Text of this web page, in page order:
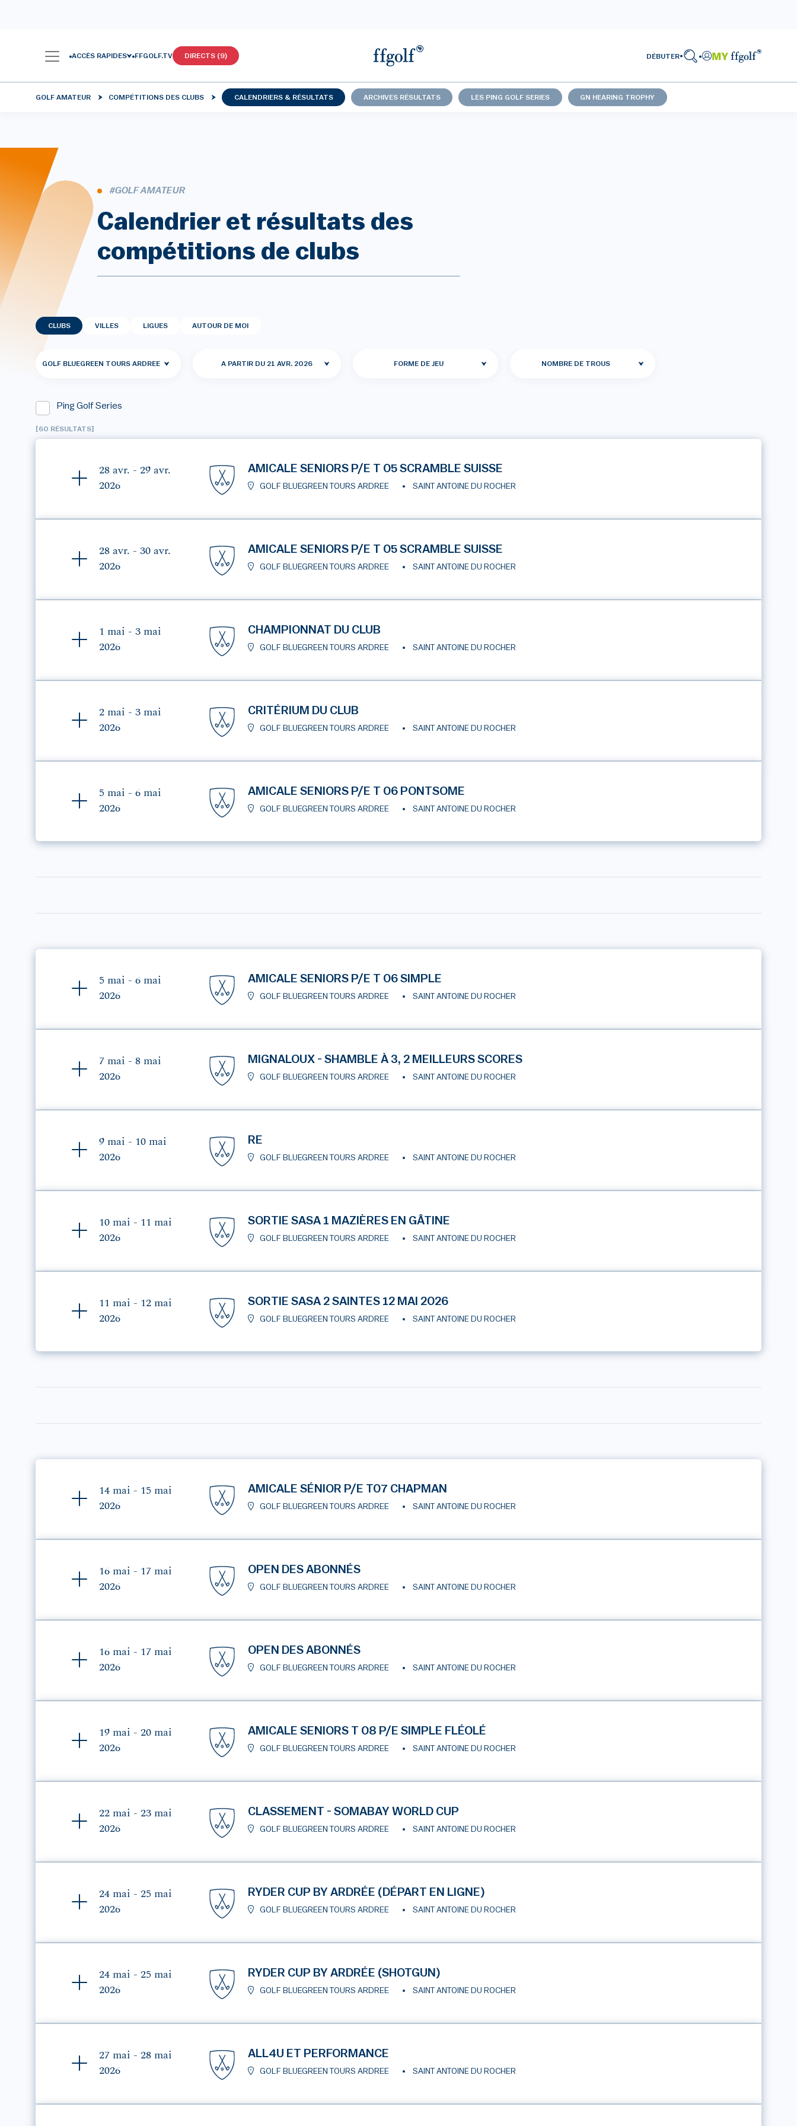
ACCÈS RAPIDES FFGOLF.TV DIRECTS (9) DÉBUTER
GOLF AMATEUR COMPÉTITIONS DES CLUBS CALENDRIERS & RÉSULTATS ARCHIVES RÉSULTATS LES PING GOLF SERIES GN HEARING TROPHY
#GOLF AMATEUR
Calendrier et résultats des
compétitions de clubs
CLUBS VILLES LIGUES AUTOUR DE MOI
GOLF BLUEGREEN TOURS ARDREE A PARTIR DU 21 AVR. 2026 FORME DE JEU NOMBRE DE TROUS
Ping Golf Series
[60 RÉSULTATS]
28 avr. - 29 avr.
2026
AMICALE SENIORS P/E T 05 SCRAMBLE SUISSE
GOLF BLUEGREEN TOURS ARDREE SAINT ANTOINE DU ROCHER
28 avr. - 30 avr.
2026
AMICALE SENIORS P/E T 05 SCRAMBLE SUISSE
GOLF BLUEGREEN TOURS ARDREE SAINT ANTOINE DU ROCHER
1 mai - 3 mai
2026
CHAMPIONNAT DU CLUB
GOLF BLUEGREEN TOURS ARDREE SAINT ANTOINE DU ROCHER
2 mai - 3 mai
2026
CRITÉRIUM DU CLUB
GOLF BLUEGREEN TOURS ARDREE SAINT ANTOINE DU ROCHER
5 mai - 6 mai
2026
AMICALE SENIORS P/E T 06 PONTSOME
GOLF BLUEGREEN TOURS ARDREE SAINT ANTOINE DU ROCHER
5 mai - 6 mai
2026
AMICALE SENIORS P/E T 06 SIMPLE
GOLF BLUEGREEN TOURS ARDREE SAINT ANTOINE DU ROCHER
7 mai - 8 mai
2026
MIGNALOUX - SHAMBLE À 3, 2 MEILLEURS SCORES
GOLF BLUEGREEN TOURS ARDREE SAINT ANTOINE DU ROCHER
9 mai - 10 mai
2026
RE
GOLF BLUEGREEN TOURS ARDREE SAINT ANTOINE DU ROCHER
10 mai - 11 mai
2026
SORTIE SASA 1 MAZIÈRES EN GÂTINE
GOLF BLUEGREEN TOURS ARDREE SAINT ANTOINE DU ROCHER
11 mai - 12 mai
2026
SORTIE SASA 2 SAINTES 12 MAI 2026
GOLF BLUEGREEN TOURS ARDREE SAINT ANTOINE DU ROCHER
14 mai - 15 mai
2026
AMICALE SÉNIOR P/E T07 CHAPMAN
GOLF BLUEGREEN TOURS ARDREE SAINT ANTOINE DU ROCHER
16 mai - 17 mai
2026
OPEN DES ABONNÉS
GOLF BLUEGREEN TOURS ARDREE SAINT ANTOINE DU ROCHER
16 mai - 17 mai
2026
OPEN DES ABONNÉS
GOLF BLUEGREEN TOURS ARDREE SAINT ANTOINE DU ROCHER
19 mai - 20 mai
2026
AMICALE SENIORS T 08 P/E SIMPLE FLÉOLÉ
GOLF BLUEGREEN TOURS ARDREE SAINT ANTOINE DU ROCHER
22 mai - 23 mai
2026
CLASSEMENT - SOMABAY WORLD CUP
GOLF BLUEGREEN TOURS ARDREE SAINT ANTOINE DU ROCHER
24 mai - 25 mai
2026
RYDER CUP BY ARDRÉE (DÉPART EN LIGNE)
GOLF BLUEGREEN TOURS ARDREE SAINT ANTOINE DU ROCHER
24 mai - 25 mai
2026
RYDER CUP BY ARDRÉE (SHOTGUN)
GOLF BLUEGREEN TOURS ARDREE SAINT ANTOINE DU ROCHER
27 mai - 28 mai
2026
ALL4U ET PERFORMANCE
GOLF BLUEGREEN TOURS ARDREE SAINT ANTOINE DU ROCHER